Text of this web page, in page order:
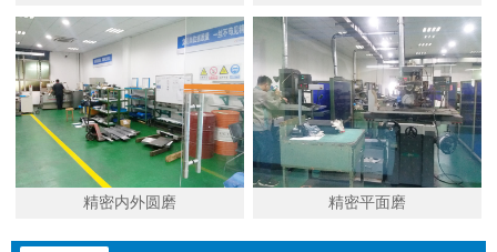
精密内外圆磨 精密平面磨